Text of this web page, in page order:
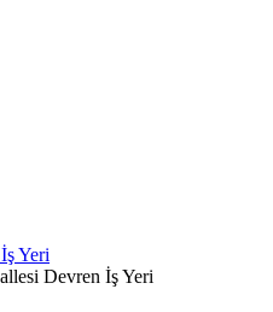
Yeri
Devren İş Yeri